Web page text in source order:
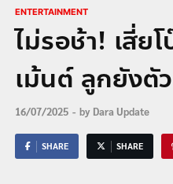
ENTERTAINMENT
ไม่รอช้า! เสี่
เม้นต์ ลูกยังตั
16/07/2025 - by Dara Update
SHARE SHARE